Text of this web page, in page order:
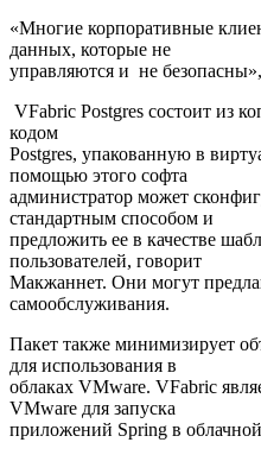
«Многие корпоративные
данных, которые не
управляются и не
VFabric Postgres состоит из
кодом
Postgres, упакованную в
помощью этого софта
администратор может
стандартным способом и
предложить ее в качестве
пользователей, говорит
Макжаннет. Они могут
самообслуживания.
Пакет также минимизирует
для использования в
облаках VMware. VFabric
VMware для запуска
приложений Spring в